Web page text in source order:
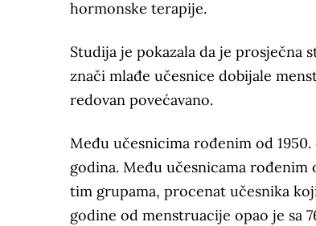
hormonske terapije.
Studija je pokazala da je prosječna
znači mlađe učesnice dobijale
redovan povećavano.
Među učesnicima rođenim od
godina. Među učesnicama rođenim
tim grupama, procenat učesnika
godine od menstruacije opao je sa